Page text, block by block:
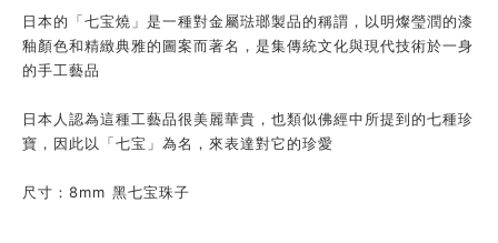
日本的「七宝燒」是一種對金屬琺瑯製品的稱謂，以明燦瑩潤的漆
釉顏色和精緻典雅的圖案而著名，是集傳統文化與現代技術於一身
的手工藝品
日本人認為這種工藝品很美麗華貴， 也類似佛經中所提到的七種珍
寶，因此以「七宝」為名， 來表達對它的珍愛
尺寸：8mm 黑七宝珠子